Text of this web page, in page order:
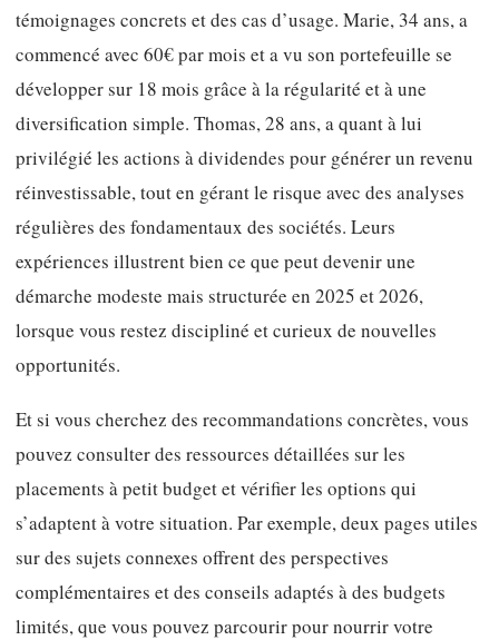
témoignages concrets et des cas d’usage. Marie, 34 ans, a
commencé avec 60€ par mois et a vu son portefeuille se
développer sur 18 mois grâce à la régularité et à une
diversification simple. Thomas, 28 ans, a quant à lui
privilégié les actions à dividendes pour générer un revenu
réinvestissable, tout en gérant le risque avec des analyses
régulières des fondamentaux des sociétés. Leurs
expériences illustrent bien ce que peut devenir une
démarche modeste mais structurée en 2025 et 2026,
lorsque vous restez discipliné et curieux de nouvelles
opportunités.
Et si vous cherchez des recommandations concrètes, vous
pouvez consulter des ressources détaillées sur les
placements à petit budget et vérifier les options qui
s’adaptent à votre situation. Par exemple, deux pages utiles
sur des sujets connexes offrent des perspectives
complémentaires et des conseils adaptés à des budgets
limités, que vous pouvez parcourir pour nourrir votre